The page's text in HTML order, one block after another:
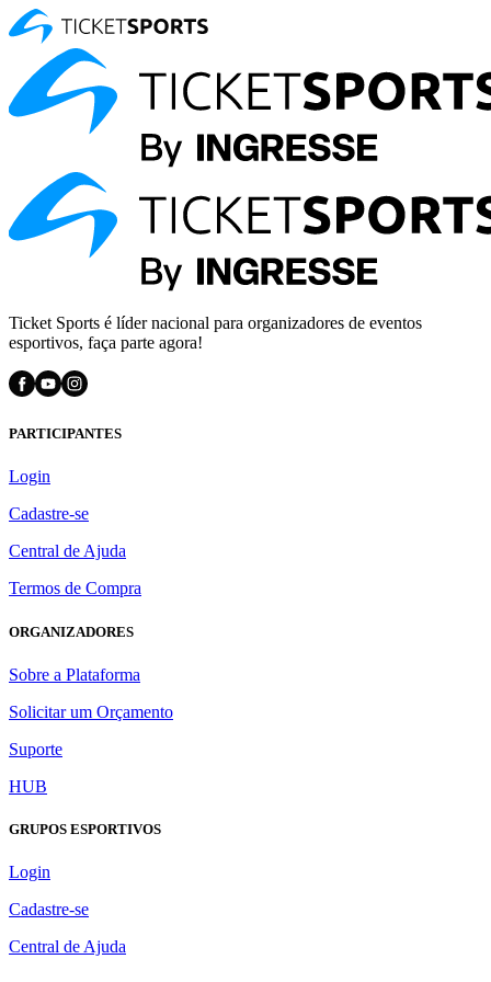
Ticket Sports é líder nacional para organizadores de eventos
esportivos, faça parte agora!
PARTICIPANTES
Login
Cadastre-se
Central de Ajuda
Termos de Compra
ORGANIZADORES
Sobre a Plataforma
Solicitar um Orçamento
Suporte
HUB
GRUPOS ESPORTIVOS
Login
Cadastre-se
Central de Ajuda